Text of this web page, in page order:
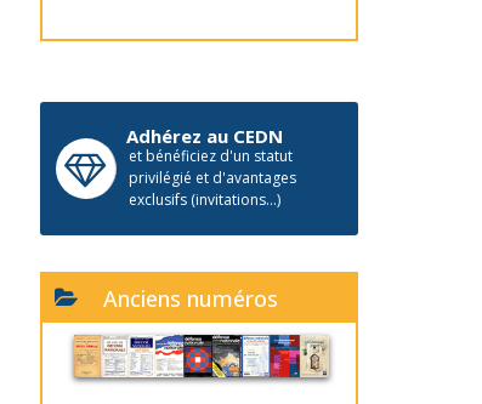
Adhérez au CEDN
et bénéficiez d'un statut
privilégié et d'avantages
exclusifs (invitations...)
Anciens numéros